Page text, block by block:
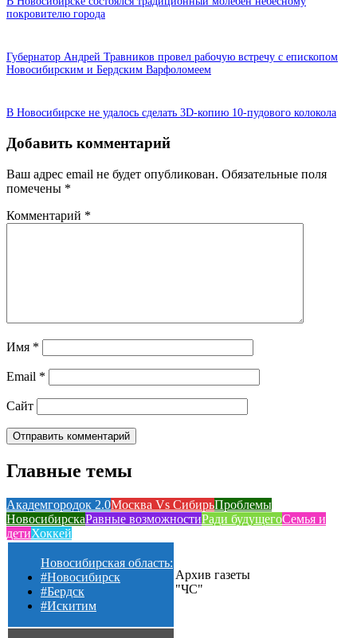
покровителю города
Губернатор Андрей Травников провел рабочую встречу с епископом
Новосибирским и Бердским Варфоломеем
В Новосибирске не удалось сделать 3D-копию 10-пудового колокола
Добавить комментарий
Ваш адрес email не будет опубликован. Обязательные поля
помечены *
Комментарий *
Имя *
Email *
Сайт
Главные темы
Академгородок 2.0Москва Vs СибирьПроблемы
НовосибирскаРавные возможностиРади будущегоСемья и
детиХоккей
Новосибирская область:
#Новосибирск
#Бердск
#Искитим
Архив газеты
"ЧС"